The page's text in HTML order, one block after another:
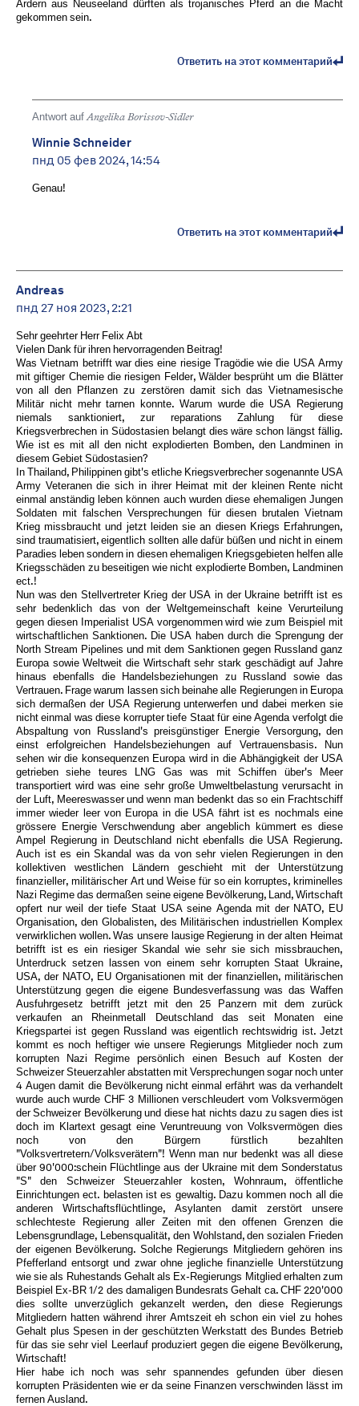
Ardern aus Neuseeland dürften als trojanisches Pferd an die Macht
gekommen sein.
Ответить на этот комментарий
Antwort auf Angelika Borissov-Sidler
Winnie Schneider
пнд 05 фев 2024, 14:54
Genau!
Ответить на этот комментарий
Andreas
пнд 27 ноя 2023, 2:21
Sehr geehrter Herr Felix Abt
Vielen Dank für ihren hervorragenden Beitrag!
Was Vietnam betrifft war dies eine riesige Tragödie wie die USA Army
mit giftiger Chemie die riesigen Felder, Wälder besprüht um die Blätter
von all den Pflanzen zu zerstören damit sich das Vietnamesische
Militär nicht mehr tarnen konnte. Warum wurde die USA Regierung
niemals sanktioniert, zur reparations Zahlung für diese
Kriegsverbrechen in Südostasien belangt dies wäre schon längst fällig.
Wie ist es mit all den nicht explodierten Bomben, den Landminen in
diesem Gebiet Südostasien?
In Thailand, Philippinen gibt's etliche Kriegsverbrecher sogenannte USA
Army Veteranen die sich in ihrer Heimat mit der kleinen Rente nicht
einmal anständig leben können auch wurden diese ehemaligen Jungen
Soldaten mit falschen Versprechungen für diesen brutalen Vietnam
Krieg missbraucht und jetzt leiden sie an diesen Kriegs Erfahrungen,
sind traumatisiert, eigentlich sollten alle dafür büßen und nicht in einem
Paradies leben sondern in diesen ehemaligen Kriegsgebieten helfen alle
Kriegsschäden zu beseitigen wie nicht explodierte Bomben, Landminen
ect.!
Nun was den Stellvertreter Krieg der USA in der Ukraine betrifft ist es
sehr bedenklich das von der Weltgemeinschaft keine Verurteilung
gegen diesen Imperialist USA vorgenommen wird wie zum Beispiel mit
wirtschaftlichen Sanktionen. Die USA haben durch die Sprengung der
North Stream Pipelines und mit dem Sanktionen gegen Russland ganz
Europa sowie Weltweit die Wirtschaft sehr stark geschädigt auf Jahre
hinaus ebenfalls die Handelsbeziehungen zu Russland sowie das
Vertrauen. Frage warum lassen sich beinahe alle Regierungen in Europa
sich dermaßen der USA Regierung unterwerfen und dabei merken sie
nicht einmal was diese korrupter tiefe Staat für eine Agenda verfolgt die
Abspaltung von Russland's preisgünstiger Energie Versorgung, den
einst erfolgreichen Handelsbeziehungen auf Vertrauensbasis. Nun
sehen wir die konsequenzen Europa wird in die Abhängigkeit der USA
getrieben siehe teures LNG Gas was mit Schiffen über's Meer
transportiert wird was eine sehr große Umweltbelastung verursacht in
der Luft, Meereswasser und wenn man bedenkt das so ein Frachtschiff
immer wieder leer von Europa in die USA fährt ist es nochmals eine
grössere Energie Verschwendung aber angeblich kümmert es diese
Ampel Regierung in Deutschland nicht ebenfalls die USA Regierung.
Auch ist es ein Skandal was da von sehr vielen Regierungen in den
kollektiven westlichen Ländern geschieht mit der Unterstützung
finanzieller, militärischer Art und Weise für so ein korruptes, kriminelles
Nazi Regime das dermaßen seine eigene Bevölkerung, Land, Wirtschaft
opfert nur weil der tiefe Staat USA seine Agenda mit der NATO, EU
Organisation, den Globalisten, des Militärischen industriellen Komplex
verwirklichen wollen. Was unsere lausige Regierung in der alten Heimat
betrifft ist es ein riesiger Skandal wie sehr sie sich missbrauchen,
Unterdruck setzen lassen von einem sehr korrupten Staat Ukraine,
USA, der NATO, EU Organisationen mit der finanziellen, militärischen
Unterstützung gegen die eigene Bundesverfassung was das Waffen
Ausfuhrgesetz betrifft jetzt mit den 25 Panzern mit dem zurück
verkaufen an Rheinmetall Deutschland das seit Monaten eine
Kriegspartei ist gegen Russland was eigentlich rechtswidrig ist. Jetzt
kommt es noch heftiger wie unsere Regierungs Mitglieder noch zum
korrupten Nazi Regime persönlich einen Besuch auf Kosten der
Schweizer Steuerzahler abstatten mit Versprechungen sogar noch unter
4 Augen damit die Bevölkerung nicht einmal erfährt was da verhandelt
wurde auch wurde CHF 3 Millionen verschleudert vom Volksvermögen
der Schweizer Bevölkerung und diese hat nichts dazu zu sagen dies ist
doch im Klartext gesagt eine Veruntreuung von Volksvermögen dies
noch von den Bürgern fürstlich bezahlten
"Volksvertretern/Volksverätern"! Wenn man nur bedenkt was all diese
über 90'000:schein Flüchtlinge aus der Ukraine mit dem Sonderstatus
"S" den Schweizer Steuerzahler kosten, Wohnraum, öffentliche
Einrichtungen ect. belasten ist es gewaltig. Dazu kommen noch all die
anderen Wirtschaftsflüchtlinge, Asylanten damit zerstört unsere
schlechteste Regierung aller Zeiten mit den offenen Grenzen die
Lebensgrundlage, Lebensqualität, den Wohlstand, den sozialen Frieden
der eigenen Bevölkerung. Solche Regierungs Mitgliedern gehören ins
Pfefferland entsorgt und zwar ohne jegliche finanzielle Unterstützung
wie sie als Ruhestands Gehalt als Ex-Regierungs Mitglied erhalten zum
Beispiel Ex-BR 1/2 des damaligen Bundesrats Gehalt ca. CHF 220'000
dies sollte unverzüglich gekanzelt werden, den diese Regierungs
Mitgliedern hatten während ihrer Amtszeit eh schon ein viel zu hohes
Gehalt plus Spesen in der geschützten Werkstatt des Bundes Betrieb
für das sie sehr viel Leerlauf produziert gegen die eigene Bevölkerung,
Wirtschaft!
Hier habe ich noch was sehr spannendes gefunden über diesen
korrupten Präsidenten wie er da seine Finanzen verschwinden lässt im
fernen Ausland.